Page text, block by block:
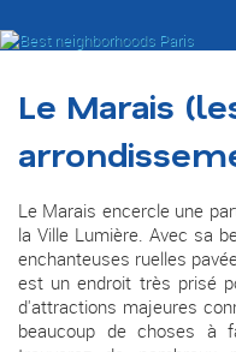
Le Marais
Le Marais encercle une
la Ville Lumière. Avec sa
enchanteuses ruelles
est un endroit très prisé
d'attractions majeures
beaucoup de choses à